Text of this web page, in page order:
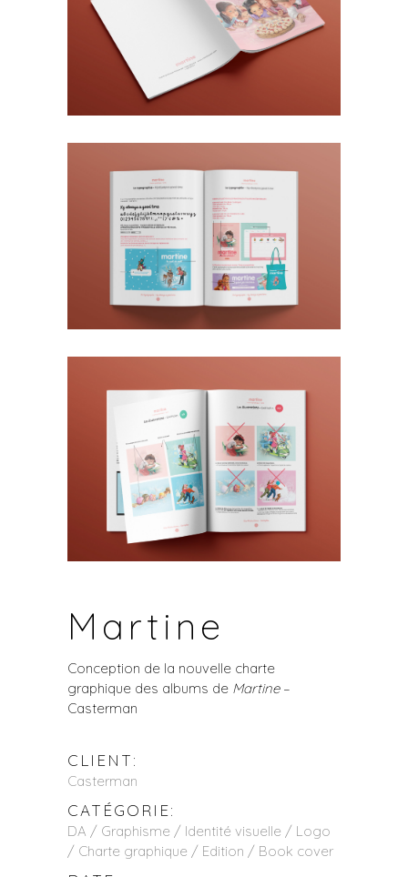
Martine
Conception de la nouvelle charte
graphique des albums de Martine–
Casterman
CLIENT:
Casterman
CATÉGORIE:
DA / Graphisme / Identité visuelle / Logo
/ Charte graphique / Edition / Book cover